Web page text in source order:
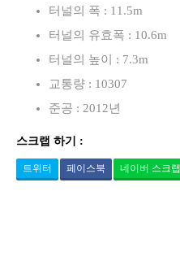
터널의 폭 : 11.5m
터널의 유효폭 : 10.6m
터널의 높이 : 7.3m
교통량 : 10307
준공 : 2012년
스크랩 하기 :
트위터 페이스북 네이버 스크랩